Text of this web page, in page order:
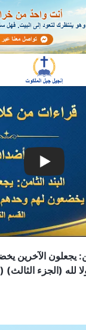
يجعلون الآخرين
لله (الجزء الثالث)